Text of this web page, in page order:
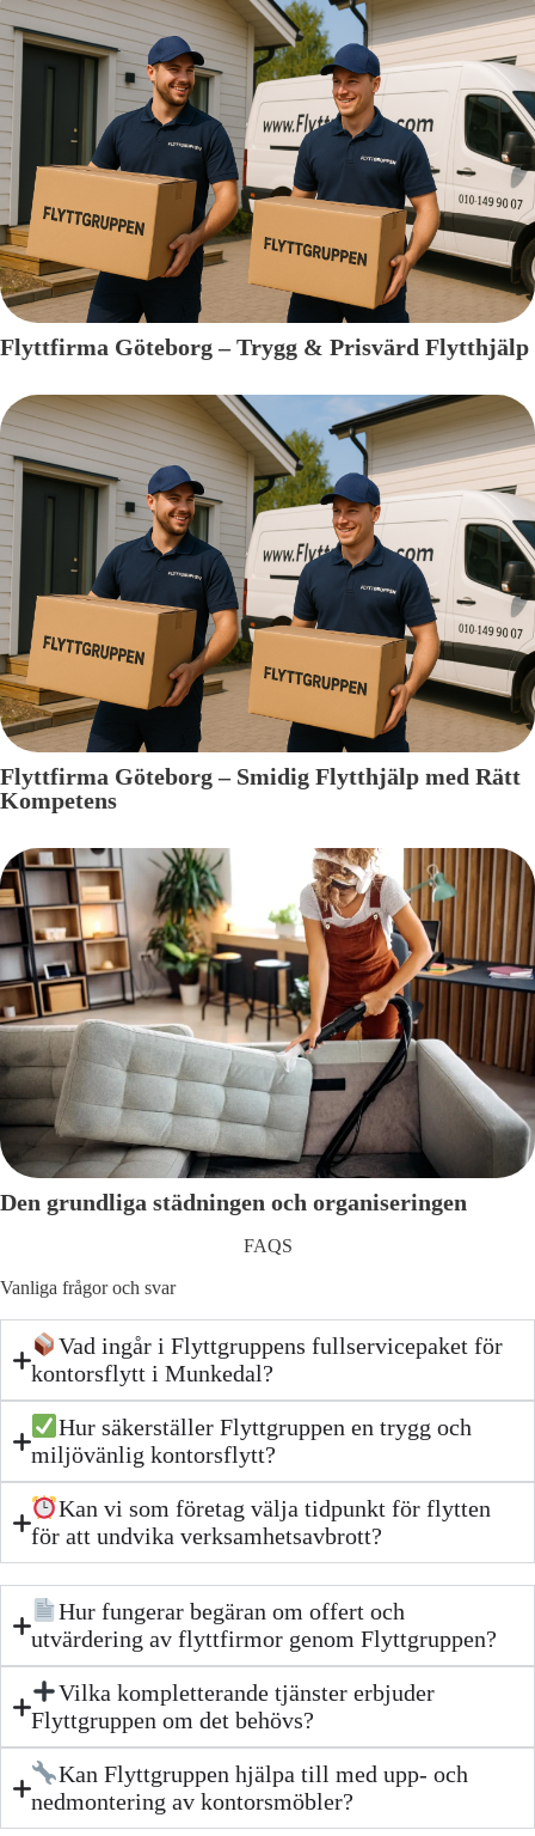
Flyttfirma Göteborg – Trygg & Prisvärd Flytthjälp
Flyttfirma Göteborg – Smidig Flytthjälp med Rätt
Kompetens
Den grundliga städningen och organiseringen
FAQS
Vanliga frågor och svar
Vad ingår i Flyttgruppens fullservicepaket för
kontorsflytt i Munkedal?
Hur säkerställer Flyttgruppen en trygg och
miljövänlig kontorsflytt?
Kan vi som företag välja tidpunkt för flytten
för att undvika verksamhetsavbrott?
Hur fungerar begäran om offert och
utvärdering av flyttfirmor genom Flyttgruppen?
Vilka kompletterande tjänster erbjuder
Flyttgruppen om det behövs?
Kan Flyttgruppen hjälpa till med upp- och
nedmontering av kontorsmöbler?